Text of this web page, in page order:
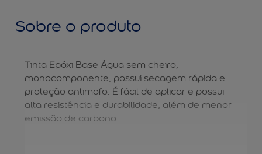
Sobre o produto
Tinta Epóxi Base Água sem cheiro,
monocomponente, possui secagem rápida e
proteção antimofo. É fácil de aplicar e possui
alta resistência e durabilidade, além de menor
emissão de carbono.